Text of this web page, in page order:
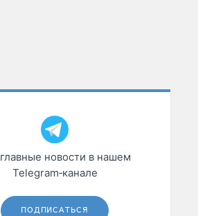
новости в нашем
Telegram‑канале
ПОДПИСАТЬСЯ